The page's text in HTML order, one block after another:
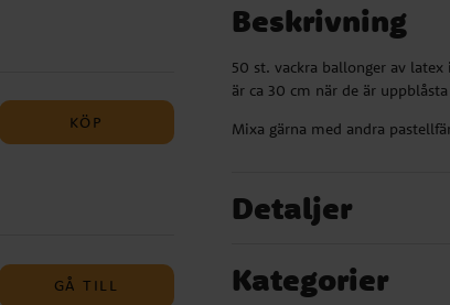
KÖP
GÅ TILL
Beskrivning
50 st. vackra ballonger av
är ca 30 cm när de är
Mixa gärna med andra
Detaljer
Kategorier